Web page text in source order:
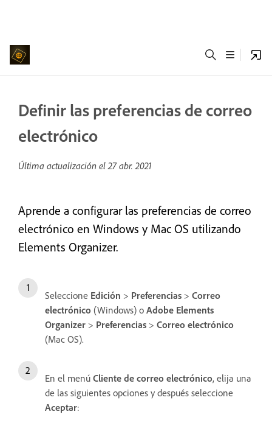
Definir las preferencias de correo
electrónico
Última actualización el27 abr. 2021
Aprende a configurar las preferencias de correo
electrónico en Windows y Mac OS utilizando
Elements Organizer.
Seleccione Edición > Preferencias > Correo
electrónico (Windows) o Adobe Elements
Organizer > Preferencias > Correo electrónico
(Mac OS).
En el menú Cliente de correo electrónico, elija una
de las siguientes opciones y después seleccione
Aceptar: